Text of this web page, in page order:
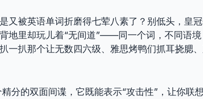
又被英语单词折磨得七荤八素了？别低头，皇
地里却玩儿着“无间道”——同一个词，不同语
一扒那个让无数四六级、雅思烤鸭们抓耳挠腮
分的双面间谍，它既能表示“攻击性”，让你联